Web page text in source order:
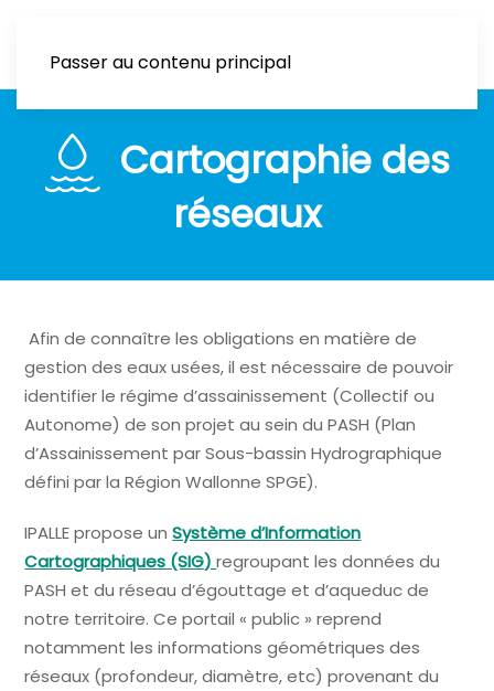
Passer au contenu principal
Cartographie des
réseaux
Afin de connaître les obligations en matière de
gestion des eaux usées, il est nécessaire de pouvoir
identifier le régime d’assainissement (Collectif ou
Autonome) de son projet au sein du PASH (Plan
d’Assainissement par Sous-bassin Hydrographique
défini par la Région Wallonne SPGE).
IPALLE propose unSystème d’Information
Cartographiques (SIG)regroupant les données du
PASH et du réseau d’égouttage et d’aqueduc de
notre territoire. Ce portail « public » reprend
notamment les informations géométriques des
réseaux (profondeur, diamètre, etc) provenant du